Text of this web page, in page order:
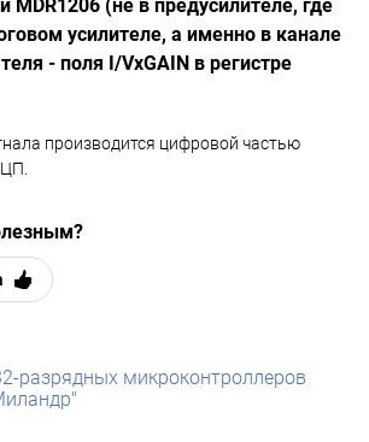
MDR1206 (не в предусилителе, где
усилителе, а именно в канале
- поля I/VxGAIN в регистре
производится цифровой частью
разрядных микроконтроллеров